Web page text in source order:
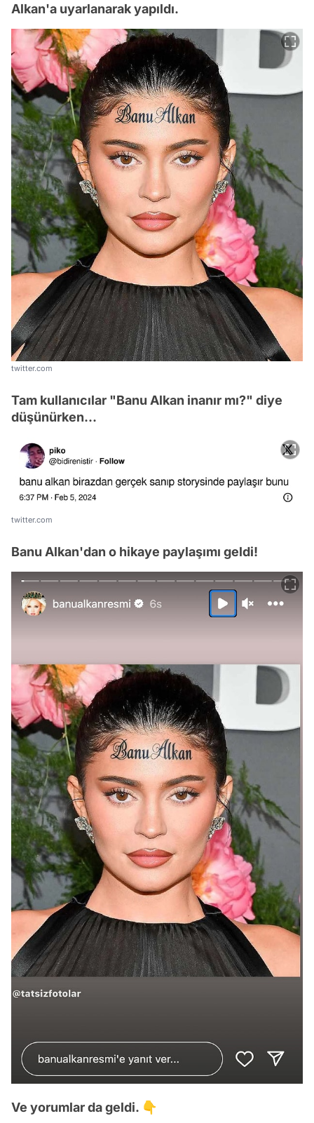
Alkan'a uyarlanarak yapıldı.
twitter.com
Tam kullanıcılar "Banu Alkan inanır mı?" diye
düşünürken...
twitter.com
Banu Alkan'dan o hikaye paylaşımı geldi!
Ve yorumlar da geldi. 👇